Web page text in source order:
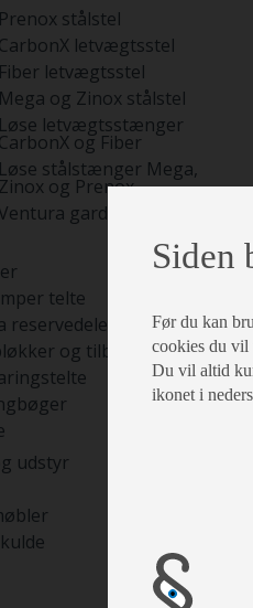
Prenox stålstel
CarbonX letvægtsstel
Fiber letvægtsstel
Mega og Zinox stålstel
Løse letvægtsstænger
CarbonX og Fiber
Løse stålstænger Mega,
Zinox og Prenox
gardinstænger
telte
reservedele
og tilbehør
udstyr
Siden
Før du kan
cookies du vil
Du vil altid
ikonet i